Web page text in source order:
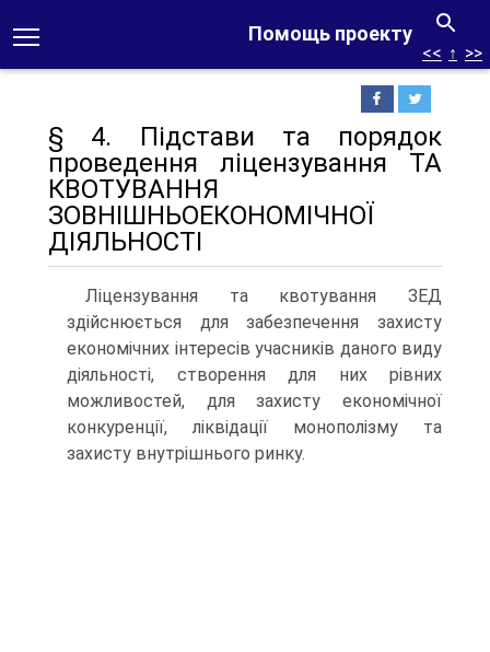
Помощь проекту
<< ↑ >>
§ 4. Підстави та порядок
проведення ліцензування ТА
КВОТУВАННЯ
ЗОВНІШНЬОЕКОНОМІЧНОЇ
ДІЯЛЬНОСТІ
Ліцензування та квотування ЗЕД
здійснюється для за­безпечення захисту
економічних інтересів учасників даного виду
діяльності, створення для них рівних
можливостей, для захисту економічної
конкуренції, ліквідації монополізму та
захисту внутрішнього ринку.